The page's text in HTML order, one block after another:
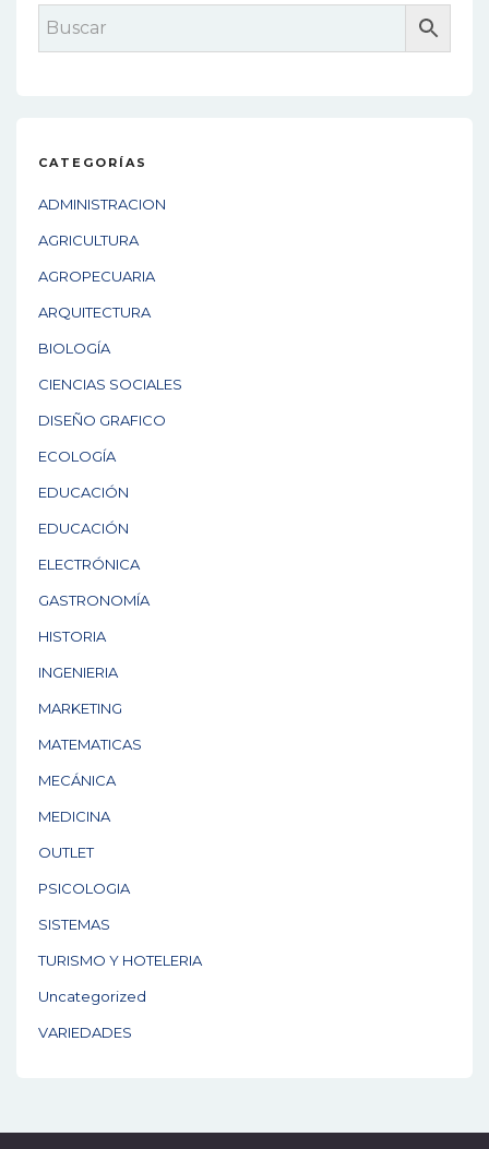
CATEGORÍAS
ADMINISTRACION
AGRICULTURA
AGROPECUARIA
ARQUITECTURA
BIOLOGÍA
CIENCIAS SOCIALES
DISEÑO GRAFICO
ECOLOGÍA
EDUCACIÓN
EDUCACIÓN
ELECTRÓNICA
GASTRONOMÍA
HISTORIA
INGENIERIA
MARKETING
MATEMATICAS
MECÁNICA
MEDICINA
OUTLET
PSICOLOGIA
SISTEMAS
TURISMO Y HOTELERIA
Uncategorized
VARIEDADES